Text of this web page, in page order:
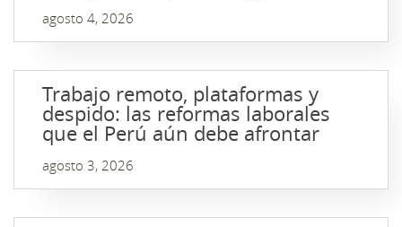
agosto 4, 2026
Trabajo remoto, plataformas y
despido: las reformas laborales
que el Perú aún debe afrontar
agosto 3, 2026